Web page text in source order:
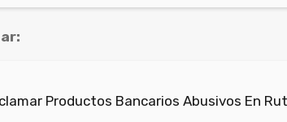
Productos Bancarios Abusivos En